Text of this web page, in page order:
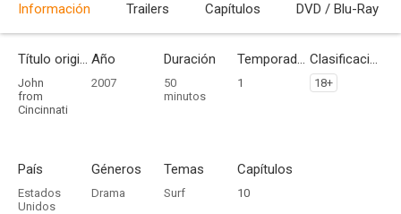
Información Trailers Capítulos DVD / Blu-Ray
Título original
John
from
Cincinnati
Año
2007
Duración
50
minutos
Temporadas
1
Clasificación por edades
18+
País
Estados
Unidos
Géneros
Drama
Temas
Surf
Capítulos
10